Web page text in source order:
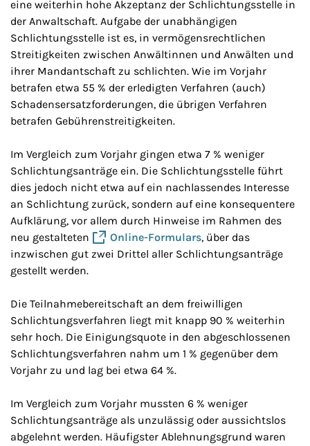
eine weiterhin hohe Akzeptanz der Schlichtungsstelle in
der Anwaltschaft. Aufgabe der unabhängigen
Schlichtungsstelle ist es, in vermögensrechtlichen
Streitigkeiten zwischen Anwältinnen und Anwälten und
ihrer Mandantschaft zu schlichten. Wie im Vorjahr
betrafen etwa 55 % der erledigten Verfahren (auch)
Schadensersatzforderungen, die übrigen Verfahren
betrafen Gebührenstreitigkeiten.
Im Vergleich zum Vorjahr gingen etwa 7 % weniger
Schlichtungsanträge ein. Die Schlichtungsstelle führt
dies jedoch nicht etwa auf ein nachlassendes Interesse
an Schlichtung zurück, sondern auf eine konsequentere
Aufklärung, vor allem durch Hinweise im Rahmen des
neu gestalteten
Online-Formulars, über das
inzwischen gut zwei Drittel aller Schlichtungsanträge
gestellt werden.
Die Teilnahmebereitschaft an dem freiwilligen
Schlichtungsverfahren liegt mit knapp 90 % weiterhin
sehr hoch. Die Einigungsquote in den abgeschlossenen
Schlichtungsverfahren nahm um 1 % gegenüber dem
Vorjahr zu und lag bei etwa 64 %.
Im Vergleich zum Vorjahr mussten 6 % weniger
Schlichtungsanträge als unzulässig oder aussichtslos
abgelehnt werden. Häufigster Ablehnungsgrund waren